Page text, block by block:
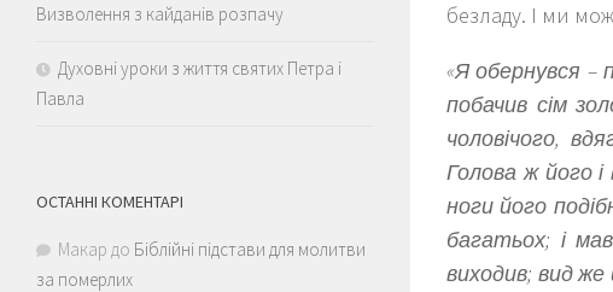
безладу. І ми
«Я обернувся –
побачив сім
чоловічого,
Голова ж його і
ноги його
багатьох; і
виходив; вид же
Визволення з кайданів розпачу
Духовні уроки з життя святих Петра і
Павла
ОСТАННІ КОМЕНТАРІ
Макар до Біблійні підстави для молитви
за померлих